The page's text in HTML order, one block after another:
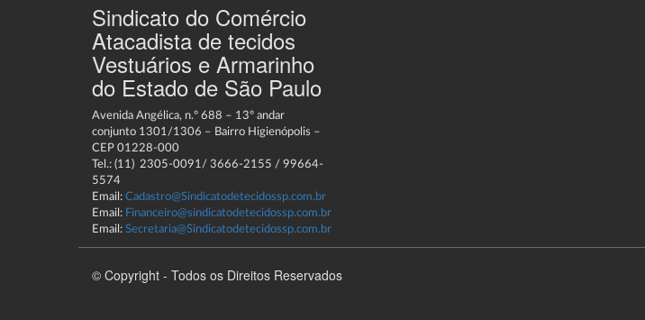
Sindicato do Comércio
Atacadista de tecidos
Vestuários e Armarinho
do Estado de São Paulo
Avenida Angélica, n.º 688 – 13º andar
conjunto 1301/1306 – Bairro Higienópolis –
CEP 01228-000
Tel.: (11) 2305-0091/ 3666-2155 / 99664-
5574
Email: Cadastro@Sindicatodetecidossp.com.br
Email: Financeiro@sindicatodetecidossp.com.br
Email: Secretaria@Sindicatodetecidossp.com.br
© Copyright - Todos os Direitos Reservados